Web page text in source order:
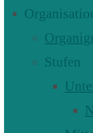
Stufen